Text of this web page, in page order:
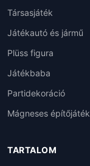
Társasjáték
Játékautó és jármű
Plüss figura
Játékbaba
Partidekoráció
Mágneses építőjáték
TARTALOM